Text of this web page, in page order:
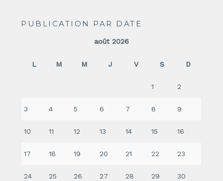
PUBLICATION PAR DATE
août 2026
L M M J V S D
1 2
3 4 5 6 7 8 9
10 11 12 13 14 15 16
17 18 19 20 21 22 23
24 25 26 27 28 29 30